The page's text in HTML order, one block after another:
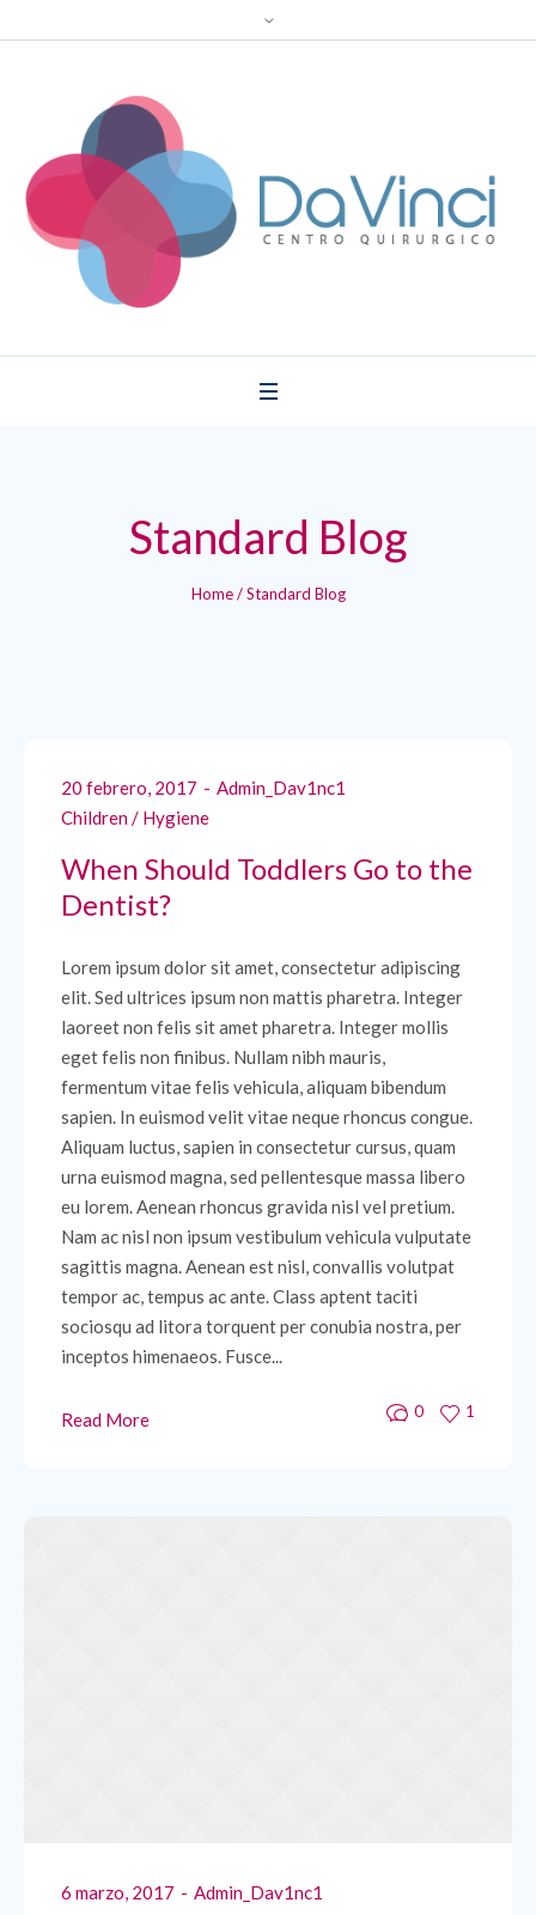
Standard Blog
Home /Standard Blog
20 febrero, 2017
Admin_Dav1nc1
Children/ Hygiene
When Should Toddlers Go to the
Dentist?
Lorem ipsum dolor sit amet, consectetur adipiscing
elit. Sed ultrices ipsum non mattis pharetra. Integer
laoreet non felis sit amet pharetra. Integer mollis
eget felis non finibus. Nullam nibh mauris,
fermentum vitae felis vehicula, aliquam bibendum
sapien. In euismod velit vitae neque rhoncus congue.
Aliquam luctus, sapien in consectetur cursus, quam
urna euismod magna, sed pellentesque massa libero
eu lorem. Aenean rhoncus gravida nisl vel pretium.
Nam ac nisl non ipsum vestibulum vehicula vulputate
sagittis magna. Aenean est nisl, convallis volutpat
tempor ac, tempus ac ante. Class aptent taciti
sociosqu ad litora torquent per conubia nostra, per
inceptos himenaeos. Fusce...
Read More 0 1
6 marzo, 2017
Admin_Dav1nc1